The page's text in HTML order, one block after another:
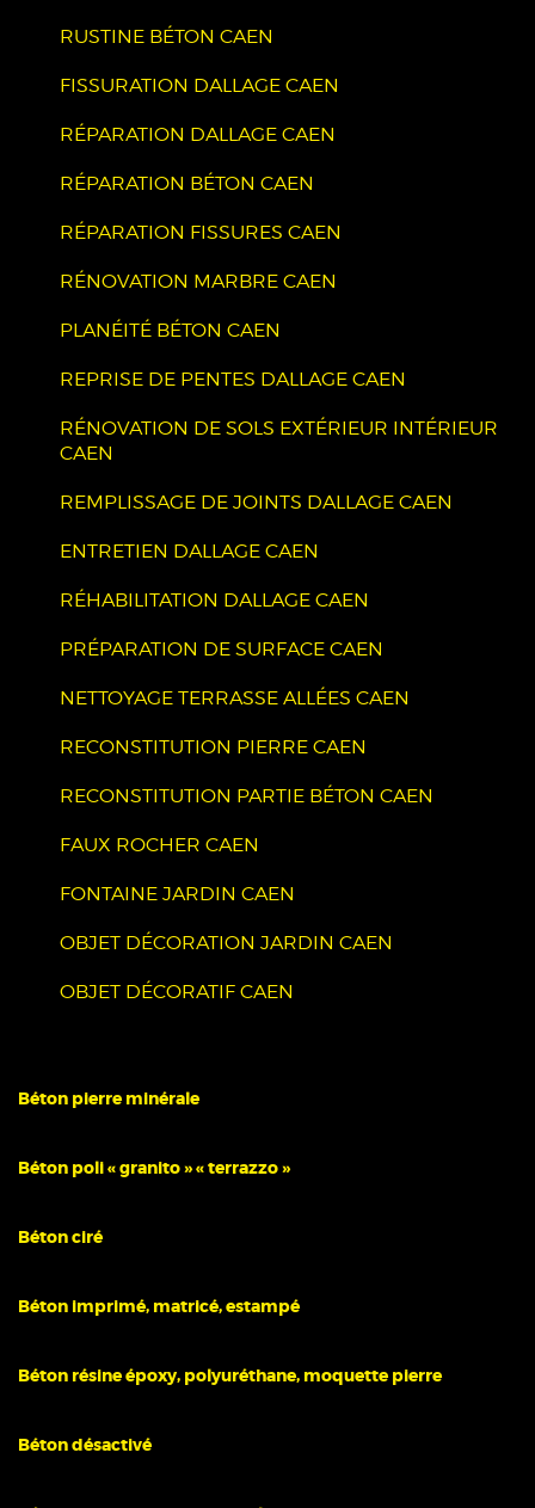
RUSTINE BÉTON CAEN
FISSURATION DALLAGE CAEN
RÉPARATION DALLAGE CAEN
RÉPARATION BÉTON CAEN
RÉPARATION FISSURES CAEN
RÉNOVATION MARBRE CAEN
PLANÉITÉ BÉTON CAEN
REPRISE DE PENTES DALLAGE CAEN
RÉNOVATION DE SOLS EXTÉRIEUR INTÉRIEUR
CAEN
REMPLISSAGE DE JOINTS DALLAGE CAEN
ENTRETIEN DALLAGE CAEN
RÉHABILITATION DALLAGE CAEN
PRÉPARATION DE SURFACE CAEN
NETTOYAGE TERRASSE ALLÉES CAEN
RECONSTITUTION PIERRE CAEN
RECONSTITUTION PARTIE BÉTON CAEN
FAUX ROCHER CAEN
FONTAINE JARDIN CAEN
OBJET DÉCORATION JARDIN CAEN
OBJET DÉCORATIF CAEN
Béton pierre minérale
Béton poli « granito » « terrazzo »
Béton ciré
Béton imprimé, matricé, estampé
Béton résine époxy, polyuréthane, moquette pierre
Béton désactivé